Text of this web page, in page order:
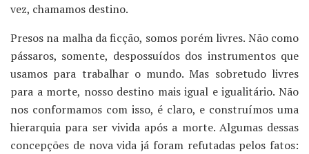
vez, chamamos destino.
Presos na malha da ficção, somos porém livres. Não como
pássaros, somente, despossuídos dos instrumentos que
usamos para trabalhar o mundo. Mas sobretudo livres
para a morte, nosso destino mais igual e igualitário. Não
nos conformamos com isso, é claro, e construímos uma
hierarquia para ser vivida após a morte. Algumas dessas
concepções de nova vida já foram refutadas pelos fatos: